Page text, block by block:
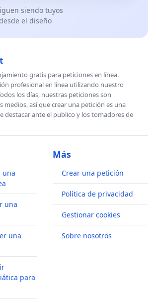
siendo tuyos
el diseño
gratis para peticiones en línea.
profesional en línea utilizando nuestro
los días, nuestras peticiones son
medios, así que crear una petición es una
destacar ante el publico y los tomadores de
una
una
una
para
Más
Crear una petición
Política de privacidad
Gestionar cookies
Sobre nosotros